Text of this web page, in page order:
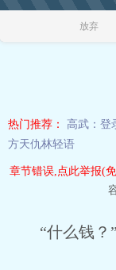
放弃
热门推荐： 高武：登
方天仇林轻语
章节错误,点此举报(
“什么钱？”